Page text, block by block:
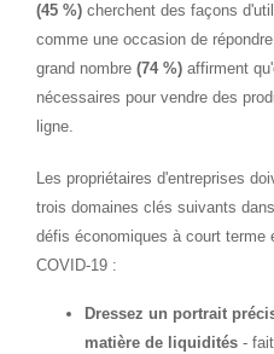
(45 %) cherchent des façons
comme une occasion de
grand nombre (74 %) affirment
nécessaires pour vendre des
ligne.
Les propriétaires d'entreprises
trois domaines clés suivants
défis économiques à court terme
COVID-19 :
Dressez un portrait
matière de liquidités -